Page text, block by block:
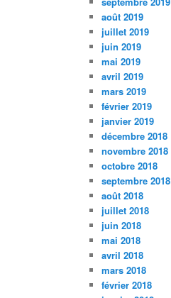
août 2019
juillet 2019
juin 2019
mai 2019
avril 2019
mars 2019
février 2019
janvier 2019
décembre 2018
novembre 2018
octobre 2018
septembre 2018
août 2018
juillet 2018
juin 2018
mai 2018
avril 2018
mars 2018
février 2018